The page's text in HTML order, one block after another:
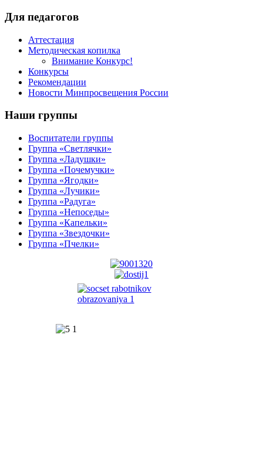
Для педагогов
Аттестация
Методическая копилка
Внимание Конкурс!
Конкурсы
Рекомендации
Новости Минпросвещения России
Наши группы
Воспитатели группы
Группа «Светлячки»
Группа «Ладушки»
Группа «Почемучки»
Группа «Ягодки»
Группа «Лучики»
Группа «Радуга»
Группа «Непоседы»
Группа «Капельки»
Группа «Звездочки»
Группа «Пчелки»